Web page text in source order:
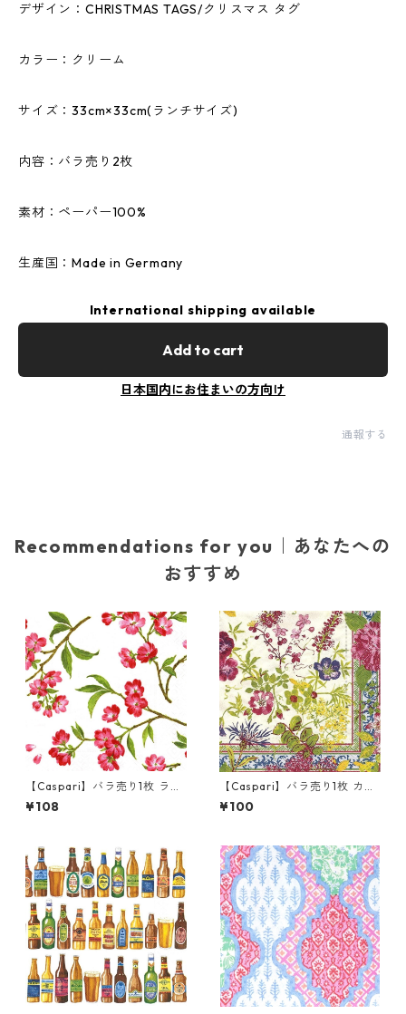
デザイン：CHRISTMAS TAGS/クリスマス タグ
カラー：クリーム
サイズ：33cm×33cm(ランチサイズ)
内容：バラ売り2枚
素材：ペーパー100%
生産国：Made in Germany
International shipping available
Add to cart
日本国内にお住まいの方向け
通報する
Recommendations for you｜あなたへの
おすすめ
【Caspari】バラ売り1枚 ラン
チサイズ ペーパーナプキン Ch
erry Blossoms ホワイト
¥108
【Caspari】バラ売り1枚 カク
テルサイズ ペーパーナプキン
MILLEFLEURS アイボリー Gie
¥100